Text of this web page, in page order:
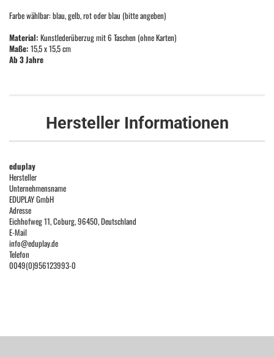
Farbe wählbar: blau, gelb, rot oder blau (bitte angeben)
Material: Kunstlederüberzug mit 6 Taschen (ohne Karten)
Maße: 15,5 x 15,5 cm
Ab 3 Jahre
Hersteller Informationen
eduplay
Hersteller
Unternehmensname
EDUPLAY GmbH
Adresse
Eichhofweg 11, Coburg, 96450, Deutschland
E-Mail
info@eduplay.de
Telefon
0049(0)956123993-0